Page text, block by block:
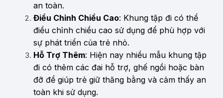
an toàn.
Điều Chỉnh Chiều Cao: Khung tập đi có thể
điều chỉnh chiều cao sử dụng để phù hợp với
sự phát triển của trẻ nhỏ.
Hỗ Trợ Thêm: Hiện nay nhiều mẫu khung tập
đi có thêm các đai hỗ trợ, ghế ngồi hoặc bàn
đỡ để giúp trẻ giữ thăng bằng và cảm thấy an
toàn khi sử dụng.